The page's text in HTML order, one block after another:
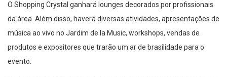
O Shopping Crystal ganhará lounges decorados por profissionais
da área. Além disso, haverá diversas atividades, apresentações de
música ao vivo no Jardim de la Music, workshops, vendas de
produtos e expositores que trarão um ar de brasilidade para o
evento.